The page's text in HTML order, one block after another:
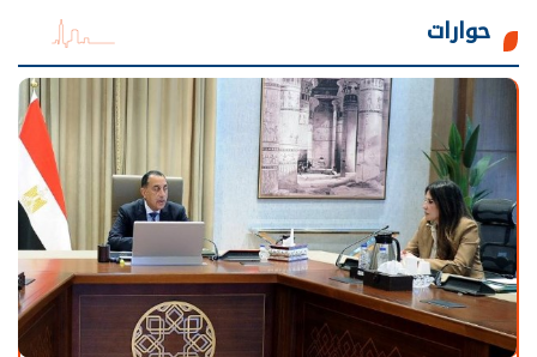
حوارات